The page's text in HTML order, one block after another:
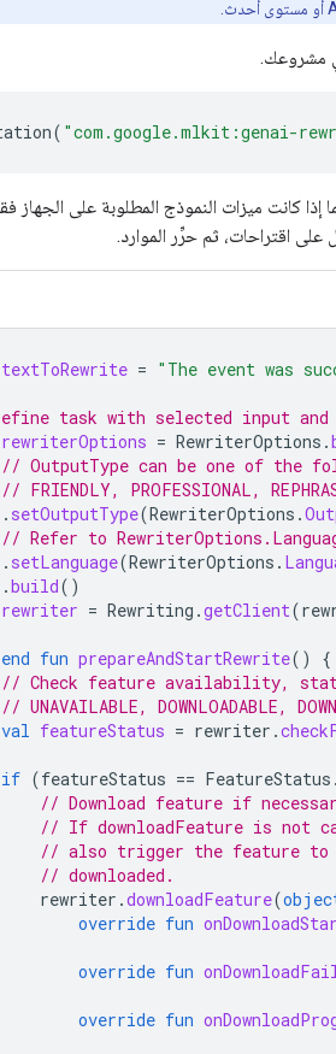
( "com.google.mlkit:genai-
إذا كانت ميزات النموذج المطلوبة على الجهاز
على اقتراحات، ثم حرِّر الموارد.
textToRewrite = "The event was
task with selected input and
rewriterOptions = RewriterOptions .
// OutputType can be one of the
// FRIENDLY, PROFESSIONAL,
. setOutputType(RewriterOptions .
// Refer to
. setLanguage(RewriterOptions .
.build()
rewriter = Rewriting .getClient(
fun prepareAndStartRewrite()
{
// Check feature availability,
// UNAVAILABLE, DOWNLOADABLE,
val featureStatus = rewriter .
if (featureStatus == FeatureStatus .
// Download feature if
// If downloadFeature is not
// also trigger the feature to
// downloaded.
rewriter .downloadFeature(
override fun
override fun
override fun